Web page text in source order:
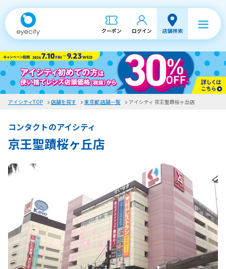
クーポン ログイン 店舗検索
アイシティTOP 店舗を探す 東京都 店舗一覧 アイシティ 京王聖蹟桜ヶ丘店
コンタクトのアイシティ
京王聖蹟桜ヶ丘店